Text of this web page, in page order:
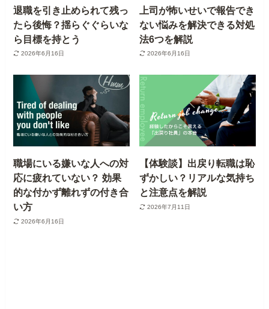
退職を引き止められて残っ
たら後悔？揺らぐぐらいな
ら目標を持とう
2026年6月16日
上司が怖いせいで報告でき
ない悩みを解決できる対処
法6つを解説
2026年6月16日
職場にいる嫌いな人への対
応に疲れていない？ 効果
的な付かず離れずの付き合
い方
2026年6月16日
【体験談】出戻り転職は恥
ずかしい？リアルな気持ち
と注意点を解説
2026年7月11日